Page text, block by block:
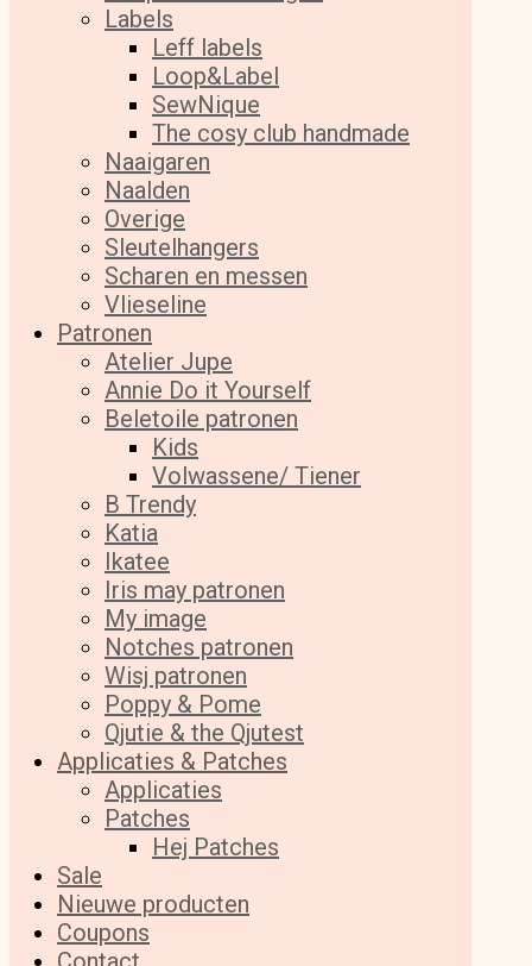
Labels
Leff labels
Loop&Label
SewNique
The cosy club handmade
Naaigaren
Naalden
Overige
Sleutelhangers
Scharen en messen
Vlieseline
Patronen
Atelier Jupe
Annie Do it Yourself
Beletoile patronen
Kids
Volwassene/ Tiener
B Trendy
Katia
Ikatee
Iris may patronen
My image
Notches patronen
Wisj patronen
Poppy & Pome
Qjutie & the Qjutest
Applicaties & Patches
Applicaties
Patches
Hej Patches
Sale
Nieuwe producten
Coupons